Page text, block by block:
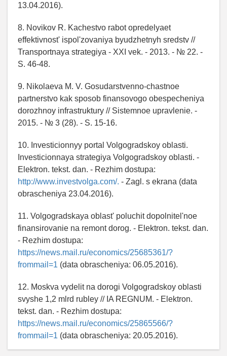
13.04.2016).
8. Novikov R. Kachestvo rabot opredelyaet
effektivnost' ispol'zovaniya byudzhetnyh sredstv //
Transportnaya strategiya - XXI vek. - 2013. - № 22. -
S. 46-48.
9. Nikolaeva M. V. Gosudarstvenno-chastnoe
partnerstvo kak sposob finansovogo obespecheniya
dorozhnoy infrastruktury // Sistemnoe upravlenie. -
2015. - № 3 (28). - S. 15-16.
10. Investicionnyy portal Volgogradskoy oblasti.
Investicionnaya strategiya Volgogradskoy oblasti. -
Elektron. tekst. dan. - Rezhim dostupa:
http://www.investvolga.com/. - Zagl. s ekrana (data
obrascheniya 23.04.2016).
11. Volgogradskaya oblast' poluchit dopolnitel'noe
finansirovanie na remont dorog. - Elektron. tekst. dan.
- Rezhim dostupa:
https://news.mail.ru/economics/25685361/?
frommail=1 (data obrascheniya: 06.05.2016).
12. Moskva vydelit na dorogi Volgogradskoy oblasti
svyshe 1,2 mlrd rubley // IA REGNUM. - Elektron.
tekst. dan. - Rezhim dostupa:
https://news.mail.ru/economics/25865566/?
frommail=1 (data obrascheniya: 20.05.2016).